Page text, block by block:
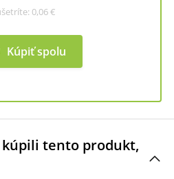
0,06 €
Kúpiť spolu
tento produkt,